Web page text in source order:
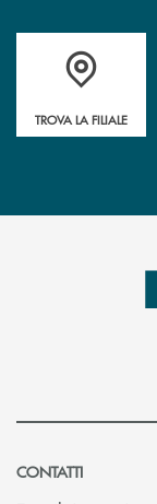
Accedi all' elenco
TROVA LA FILIALE
CONTATTI